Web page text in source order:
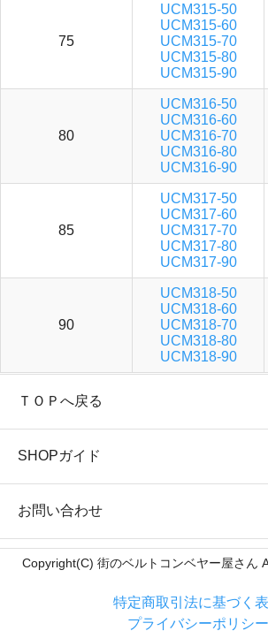
75
UCM315-50
UCM315-60
UCM315-70
UCM315-80
UCM315-90
80
UCM316-50
UCM316-60
UCM316-70
UCM316-80
UCM316-90
85
UCM317-50
UCM317-60
UCM317-70
UCM317-80
UCM317-90
90
UCM318-50
UCM318-60
UCM318-70
UCM318-80
UCM318-90
ＴＯＰへ戻る
SHOPガイド
お問い合わせ
Copyright(C) 街のベルトコンベヤー屋さん
特定商取引法に基づく
プライバシーポリシー